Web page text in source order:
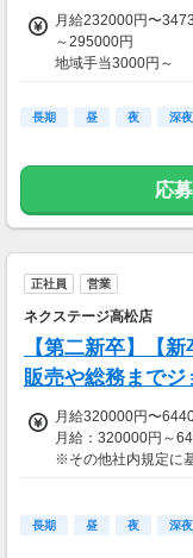
・車両手当：30,000
・技術手当：～
・車両手当：～
・昇給あり(前年度実
月給232000円〜
～295000円
地域手当3000円～
※固定残業代を含む
分は別途支給する
＜各種手当＞
・交通費支給(月
・残業手当
・家族手当(配偶者
昇給あり：年1回
賞与あり：年2回
長期 昼 夜 深夜
応
正社員 営業
ネクステージ高松店
【第二新卒】【
販売や総務まで
月給320000円〜
月給：320000円～
※その他社内規定に
※みなし残業代
単位)
長期 昼 夜 深夜